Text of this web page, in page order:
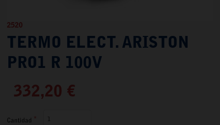
2520
TERMO ELECT. ARISTON
PRO1 R 100V
332,20 €
Cantidad